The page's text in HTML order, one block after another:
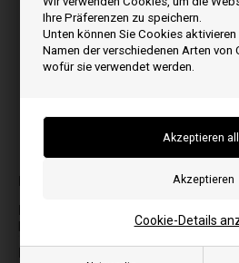
Ihre Präferenzen zu speichern.
Unten können Sie Cookies
Namen der verschiedenen Arten von
wofür sie verwendet werden.
Cookie-Details
Luna